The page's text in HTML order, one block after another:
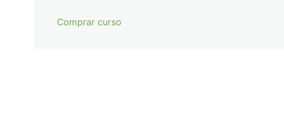
Comprar curso